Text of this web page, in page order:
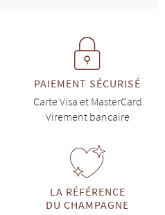
PAIEMENT SÉCURISÉ
Carte Visa et MasterCard
Virement bancaire
LA RÉFÉRENCE
DU CHAMPAGNE